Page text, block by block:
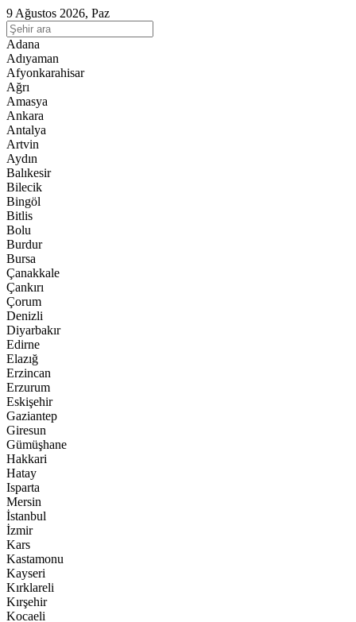
9 Ağustos 2026, Paz
Adana
Adıyaman
Afyonkarahisar
Ağrı
Amasya
Ankara
Antalya
Artvin
Aydın
Balıkesir
Bilecik
Bingöl
Bitlis
Bolu
Burdur
Bursa
Çanakkale
Çankırı
Çorum
Denizli
Diyarbakır
Edirne
Elazığ
Erzincan
Erzurum
Eskişehir
Gaziantep
Giresun
Gümüşhane
Hakkari
Hatay
Isparta
Mersin
İstanbul
İzmir
Kars
Kastamonu
Kayseri
Kırklareli
Kırşehir
Kocaeli